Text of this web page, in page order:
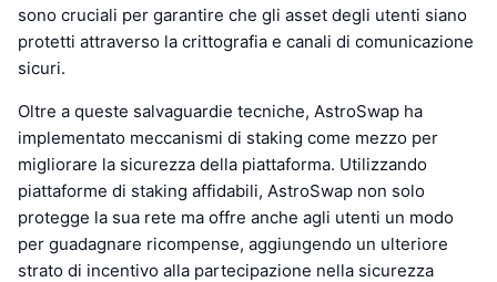
sono cruciali per garantire che gli asset degli utenti siano
protetti attraverso la crittografia e canali di comunicazione
sicuri.
Oltre a queste salvaguardie tecniche, AstroSwap ha
implementato meccanismi di staking come mezzo per
migliorare la sicurezza della piattaforma. Utilizzando
piattaforme di staking affidabili, AstroSwap non solo
protegge la sua rete ma offre anche agli utenti un modo
per guadagnare ricompense, aggiungendo un ulteriore
strato di incentivo alla partecipazione nella sicurezza